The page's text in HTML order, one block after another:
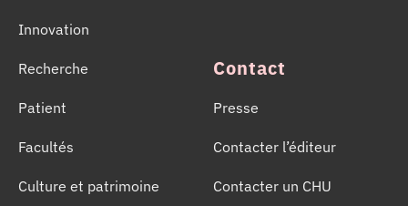
Innovation
Recherche
Patient
Facultés
Culture et patrimoine
Contact
Presse
Contacter l’éditeur
Contacter un CHU